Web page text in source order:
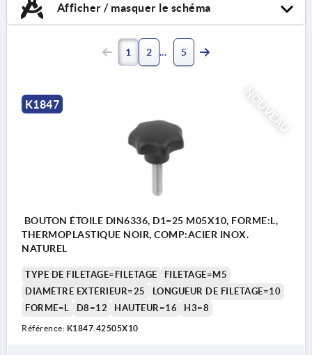
Afficher / masquer le schéma
1 2 5
NOUVEAU
K1847
BOUTON ÉTOILE DIN6336, D1=25 M05X10, FORME:L,
THERMOPLASTIQUE NOIR, COMP:ACIER INOX.
NATUREL
TYPE DE FILETAGE=FILETAGE
FILETAGE=M5
DIAMÈTRE EXTÉRIEUR=25
LONGUEUR DE FILETAGE=10
FORME=L
D8=12 HAUTEUR=16 H3=8
Référence: K1847.42505X10